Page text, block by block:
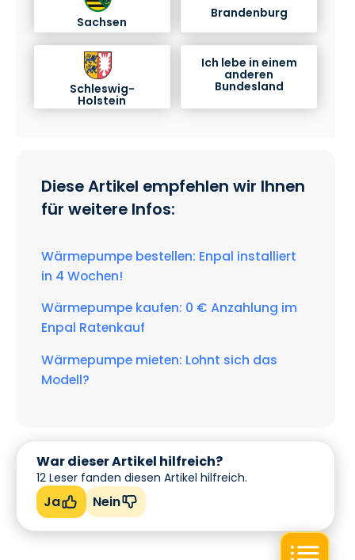
Sachsen
Brandenburg
Schleswig-
Holstein
Ich lebe in einem
anderen
Bundesland
Diese Artikel empfehlen wir Ihnen
für weitere Infos:
Wärmepumpe bestellen: Enpal installiert
in 4 Wochen!
Wärmepumpe kaufen: 0 € Anzahlung im
Enpal Ratenkauf
Wärmepumpe mieten: Lohnt sich das
Modell?
War dieser Artikel hilfreich?
12 Leser fanden diesen Artikel hilfreich.
Ja Nein